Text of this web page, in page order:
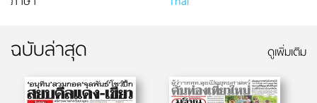
ฉบับล่าสุด ดูเพิ่มเติม